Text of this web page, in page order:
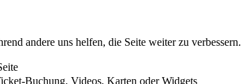
andere uns helfen, die Seite weiter zu verbessern.
Buchung, Videos, Karten oder Widgets